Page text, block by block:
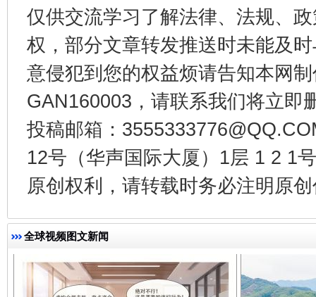
仅供交流学习了解法律、法规、
权，部分文章转发推送时未能及
意侵犯到您的权益烦请告知本网
GAN160003，请联系我们将立即
投稿邮箱：
12号（华声国际大厦）1层 1 2 1
原创权利，请转载时务必注明原
全球视频图文新闻
千年窑火 生生不息 一